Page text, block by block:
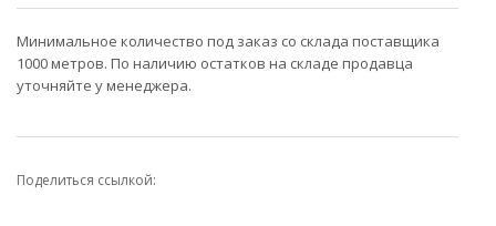
Минимальное количество под заказ со склада поставщика
1000 метров. По наличию остатков на складе продавца
уточняйте у менеджера.
Поделиться ссылкой: